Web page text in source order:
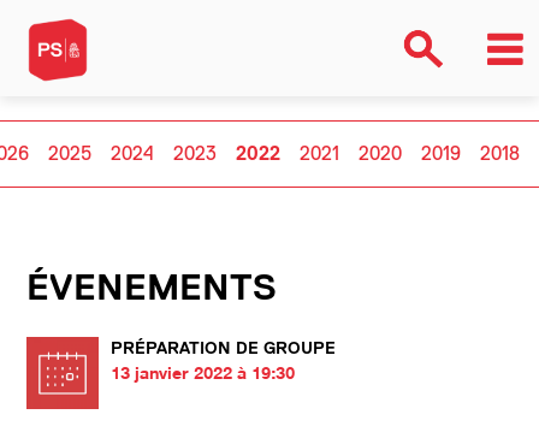
2025 2024 2023 2022 2021 2020 2019 2018
ÉVENEMENTS
PRÉPARATION DE GROUPE
13 janvier 2022 à 19:30